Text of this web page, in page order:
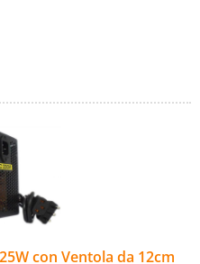
con Ventola da 12cm